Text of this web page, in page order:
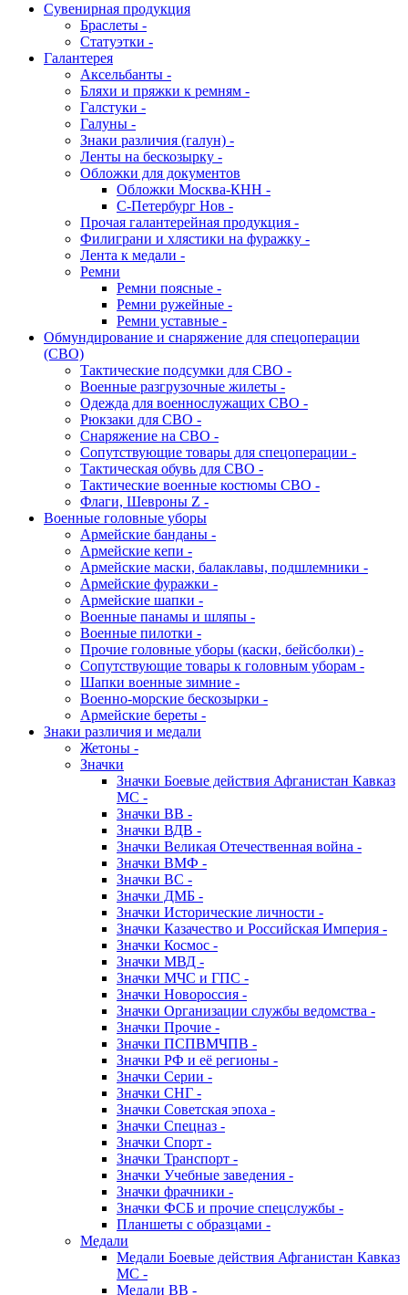
Сувенирная продукция
Браслеты -
Статуэтки -
Галантерея
Аксельбанты -
Бляхи и пряжки к ремням -
Галстуки -
Галуны -
Знаки различия (галун) -
Ленты на бескозырку -
Обложки для документов
Обложки Москва-КНН -
С-Петербург Нов -
Прочая галантерейная продукция -
Филиграни и хлястики на фуражку -
Лента к медали -
Ремни
Ремни поясные -
Ремни ружейные -
Ремни уставные -
Обмундирование и снаряжение для спецоперации
(СВО)
Тактические подсумки для СВО -
Военные разгрузочные жилеты -
Одежда для военнослужащих СВО -
Рюкзаки для СВО -
Снаряжение на СВО -
Сопутствующие товары для спецоперации -
Тактическая обувь для СВО -
Тактические военные костюмы СВО -
Флаги, Шевроны Z -
Военные головные уборы
Армейские банданы -
Армейские кепи -
Армейские маски, балаклавы, подшлемники -
Армейские фуражки -
Армейские шапки -
Военные панамы и шляпы -
Военные пилотки -
Прочие головные уборы (каски, бейсболки) -
Сопутствующие товары к головным уборам -
Шапки военные зимние -
Военно-морские бескозырки -
Армейские береты -
Знаки различия и медали
Жетоны -
Значки
Значки Боевые действия Афганистан Кавказ
МС -
Значки ВВ -
Значки ВДВ -
Значки Великая Отечественная война -
Значки ВМФ -
Значки ВС -
Значки ДМБ -
Значки Исторические личности -
Значки Казачество и Российская Империя -
Значки Космос -
Значки МВД -
Значки МЧС и ГПС -
Значки Новороссия -
Значки Организации службы ведомства -
Значки Прочие -
Значки ПСПВМЧПВ -
Значки РФ и её регионы -
Значки Серии -
Значки СНГ -
Значки Советская эпоха -
Значки Спецназ -
Значки Спорт -
Значки Транспорт -
Значки Учебные заведения -
Значки фрачники -
Значки ФСБ и прочие спецслужбы -
Планшеты с образцами -
Медали
Медали Боевые действия Афганистан Кавказ
МС -
Медали ВВ -